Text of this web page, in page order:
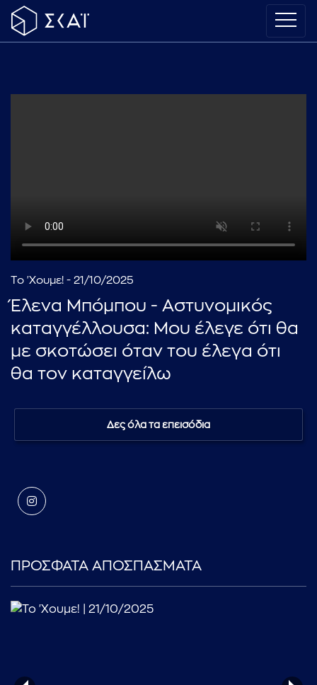
Το 'Χουμε! - 21/10/2025
Έλενα Μπόμπου - Αστυνομικός
καταγγέλλουσα: Μου έλεγε ότι θα
με σκοτώσει όταν του έλεγα ότι
θα τον καταγγείλω
Δες όλα τα επεισόδια
ΠΡΟΣΦΑΤΑ ΑΠΟΣΠΑΣΜΑΤΑ